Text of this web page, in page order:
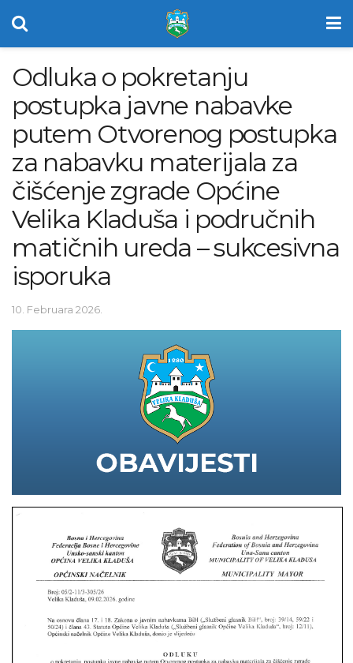
Odluka o pokretanju
postupka javne nabavke
putem Otvorenog postupka
za nabavku materijala za
čišćenje zgrade Općine
Velika Kladuša i područnih
matičnih ureda – sukcesivna
isporuka
10. Februara 2026.